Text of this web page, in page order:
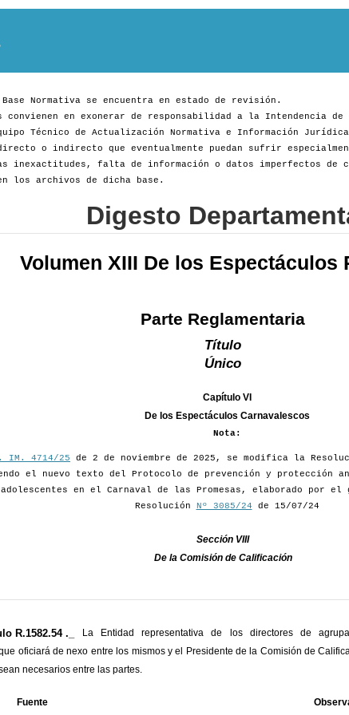
Normativa se encuentra en estado de revisión.
convienen en exonerar de responsabilidad a la Intendencia
Técnico de Actualización Normativa e Información
o indirecto que eventualmente puedan sufrir
inexactitudes, falta de información o datos imperfectos de
los archivos de dicha base.
Digesto
Volumen XIII De los Espectáculos
Parte Reglamentaria
Título
Único
Capítulo VI
De los Espectáculos Carnavalescos
Nota:
IM. 4714/25 de 2 de noviembre de 2025, se modifica la
el nuevo texto del Protocolo de prevención y protección
en el Carnaval de las Promesas, elaborado por el
Resolución Nº 3085/24 de 15/07/24
Sección VIII
De la Comisión de Calificación
R.1582.54 ._
La Entidad representativa de los directores de
oficiará de nexo entre los mismos y el Presidente de la Comisión de
necesarios entre las partes.
Fuente